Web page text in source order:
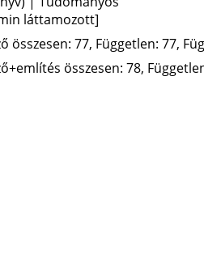
láttamozott]
összesen: 77, Független: 77,
összesen: 78,